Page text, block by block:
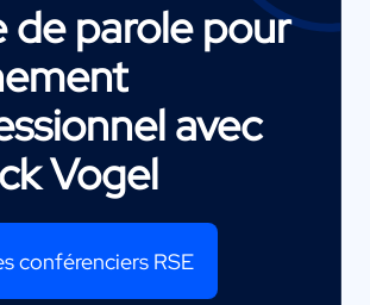
de parole pour
avec
Vogel
conférenciers RSE